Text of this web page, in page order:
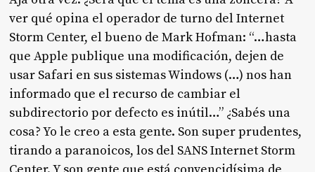
ver qué opina el operador de turno del Internet
Storm Center, el bueno de Mark Hofman: “…hasta
que Apple publique una modificación, dejen de
usar Safari en sus sistemas Windows (…) nos han
informado que el recurso de cambiar el
subdirectorio por defecto es inútil…” ¿Sabés una
cosa? Yo le creo a esta gente. Son super prudentes,
tirando a paranoicos, los del SANS Internet Storm